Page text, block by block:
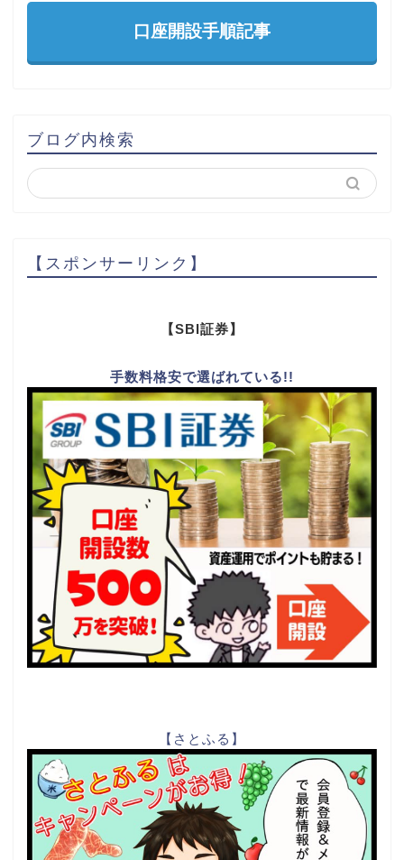
口座開設手順記事
ブログ内検索
【スポンサーリンク】
【SBI証券】
手数料格安で選ばれている!!
【さとふる】